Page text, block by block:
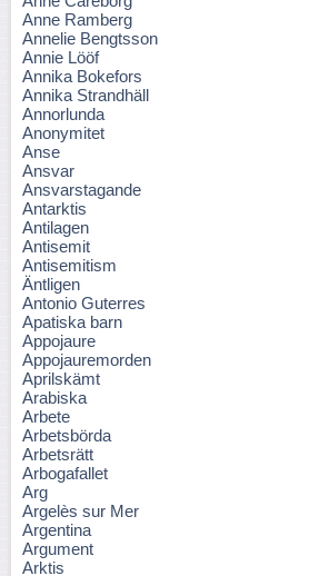
Anne Ramberg
Annelie Bengtsson
Annie Lööf
Annika Bokefors
Annika Strandhäll
Annorlunda
Anonymitet
Anse
Ansvar
Ansvarstagande
Antarktis
Antilagen
Antisemit
Antisemitism
Äntligen
Antonio Guterres
Apatiska barn
Appojaure
Appojauremorden
Aprilskämt
Arabiska
Arbete
Arbetsbörda
Arbetsrätt
Arbogafallet
Arg
Argelès sur Mer
Argentina
Argument
Arktis